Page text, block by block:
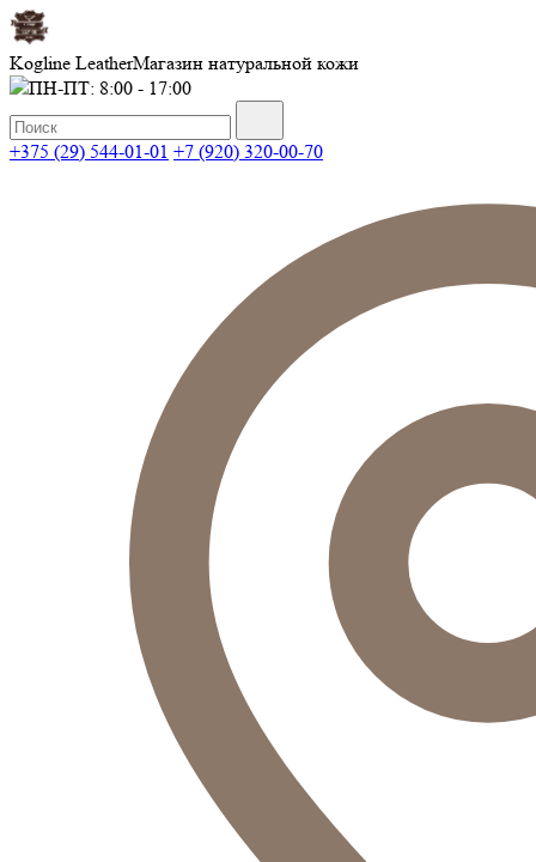
Kogline LeatherМагазин натуральной кожи
ПН-ПТ: 8:00 - 17:00
+375 (29) 544-01-01 +7 (920) 320-00-70